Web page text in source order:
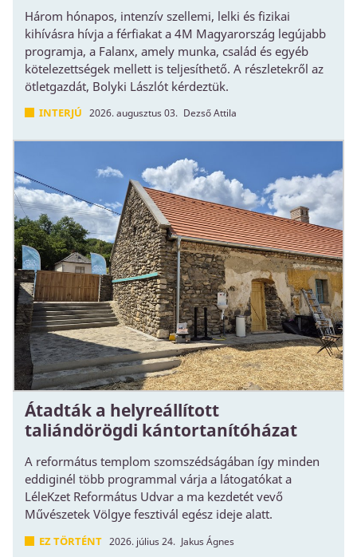
Három hónapos, intenzív szellemi, lelki és fizikai
kihívásra hívja a férfiakat a 4M Magyarország legújabb
programja, a Falanx, amely munka, család és egyéb
kötelezettségek mellett is teljesíthető. A részletekről az
ötletgazdát, Bolyki Lászlót kérdeztük.
INTERJÚ 2026. augusztus 03. Dezső Attila
Átadták a helyreállított
taliándörögdi kántortanítóházat
A református templom szomszédságában így minden
eddiginél több programmal várja a látogatókat a
LéleKzet Református Udvar a ma kezdetét vevő
Művészetek Völgye fesztivál egész ideje alatt.
EZ TÖRTÉNT 2026. július 24. Jakus Ágnes